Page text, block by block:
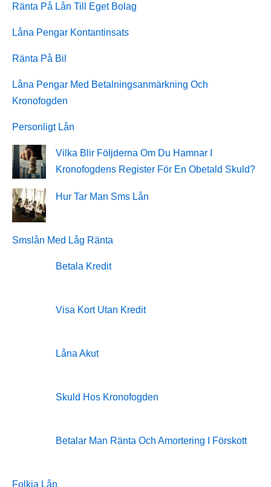
Ränta På Lån Till Eget Bolag
Låna Pengar Kontantinsats
Ränta På Bil
Låna Pengar Med Betalningsanmärkning Och
Kronofogden
Personligt Lån
Vilka Blir Följderna Om Du Hamnar I
Kronofogdens Register För En Obetald Skuld?
Hur Tar Man Sms Lån
Smslån Med Låg Ränta
Betala Kredit
Visa Kort Utan Kredit
Låna Akut
Skuld Hos Kronofogden
Betalar Man Ränta Och Amortering I Förskott
Folkia Lån